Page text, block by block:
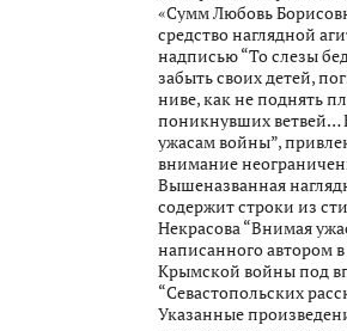
«Сумм Любовь
средство наглядной
надписью “То слезы
забыть своих детей,
ниве, как не поднять
поникнувших ветвей…
ужасам войны”,
внимание
Вышеназванная
содержит строки из
Некрасова “Внимая
написанного автором
Крымской войны под
“Севастопольских
Указанные